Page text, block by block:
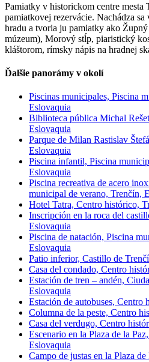
Pamiatky v historickom centre mesta
pamiatkovej rezervácie. Nachádza
hradu a tvoria ju pamiatky ako
múzeum), Morový stĺp, piaristický
kláštorom, rímsky nápis na hradnej
Ďalšie panorámy v okolí
Piscinas municipales, Piscina
Eslovaquia
Biblioteca pública Michal
Eslovaquia
Parque de Milan Rastislav
Eslovaquia
Piscina infantil, Piscina
Eslovaquia
Piscina recreativa de acero
municipal de verano, Trenčín,
Hotel Tatra, Centro histórico,
Inscripción en la roca del
Eslovaquia
Piscina de natación, Piscina
Eslovaquia
Patio inferior, Castillo de
Casa del condado, Centro
Estación de tren – andén,
Eslovaquia
Estación de autobuses, Centro
Columna de la peste, Centro
Casa del verdugo, Centro
Escenario en la Plaza de la
Eslovaquia
Campo de justas en la Plaza